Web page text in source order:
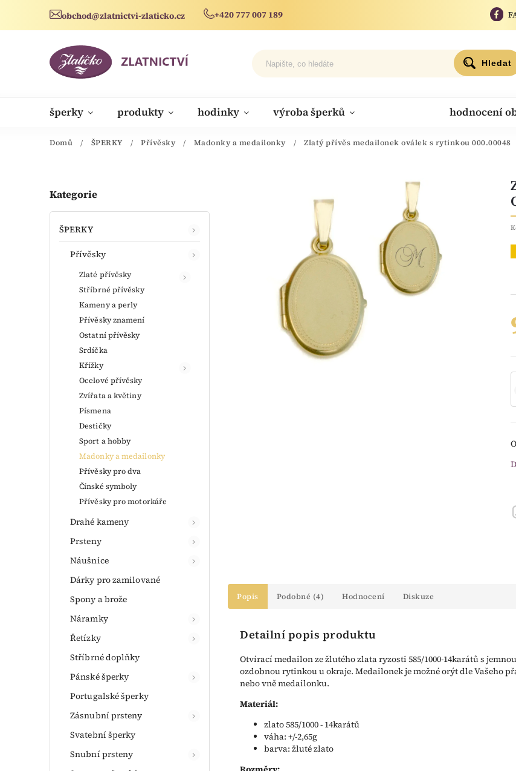
obchod@zlatnictvi-zlaticko.cz +420 777 007 189
Hledat
šperky produkty hodinky výroba šperků hodnocení
novinky
Domů / ŠPERKY / Přívěsky / Madonky a medailonky / Zlatý přívěs medailonek oválek s rytinkou 000.00048
Kategorie
ŠPERKY
Přívěsky
Zlaté přívěsky
Stříbrné přívěsky
Kameny a perly
Přívěsky znamení
Ostatní přívěsky
Srdíčka
Křížky
Ocelové přívěsky
Zvířata a květiny
Písmena
Destičky
Sport a hobby
Madonky a medailonky
Přívěsky pro dva
Čínské symboly
Přívěsky pro motorkáře
Drahé kameny
Prsteny
Náušnice
Dárky pro zamilované
Spony a brože
Náramky
Řetízky
Stříbrné doplňky
Pánské šperky
Portugalské šperky
Zásnubní prsteny
Svatební šperky
Snubní prsteny
Popis Podobné (4) Hodnocení Diskuze
Detailní popis produktu
Otvírací medailon ze žlutého zlata ryzosti 585/1000-14karátů s jemnou
ozdobnou rytinkou u okraje. Medailonek je možné orýt dle Vašeho
nebo vně medailonku.
Materiál:
zlato 585/1000 - 14karátů
váha: +/-2,65g
barva: žluté zlato